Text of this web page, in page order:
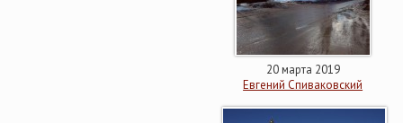
20 марта 2019
Евгений Спиваковский